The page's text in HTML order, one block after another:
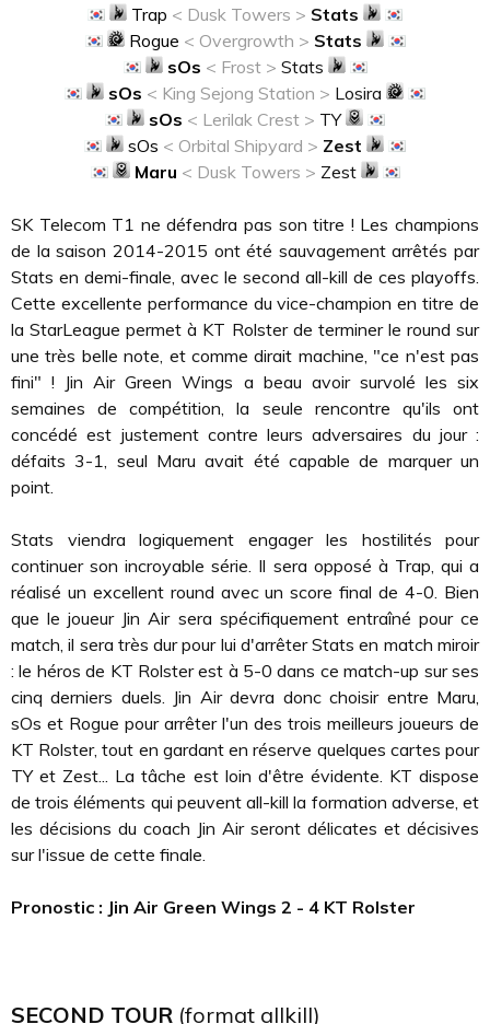
Trap < Dusk Towers > Stats
Rogue < Overgrowth > Stats
sOs < Frost > Stats
sOs < King Sejong Station > Losira
sOs < Lerilak Crest > TY
sOs < Orbital Shipyard > Zest
Maru < Dusk Towers > Zest
SK Telecom T1 ne défendra pas son titre ! Les champions
de la saison 2014-2015 ont été sauvagement arrêtés par
Stats en demi-finale, avec le second all-kill de ces playoffs.
Cette excellente performance du vice-champion en titre de
la StarLeague permet à KT Rolster de terminer le round sur
une très belle note, et comme dirait machine, "ce n'est pas
fini" ! Jin Air Green Wings a beau avoir survolé les six
semaines de compétition, la seule rencontre qu'ils ont
concédé est justement contre leurs adversaires du jour :
défaits 3-1, seul Maru avait été capable de marquer un
point.
Stats viendra logiquement engager les hostilités pour
continuer son incroyable série. Il sera opposé à Trap, qui a
réalisé un excellent round avec un score final de 4-0. Bien
que le joueur Jin Air sera spécifiquement entraîné pour ce
match, il sera très dur pour lui d'arrêter Stats en match miroir
: le héros de KT Rolster est à 5-0 dans ce match-up sur ses
cinq derniers duels. Jin Air devra donc choisir entre Maru,
sOs et Rogue pour arrêter l'un des trois meilleurs joueurs de
KT Rolster, tout en gardant en réserve quelques cartes pour
TY et Zest... La tâche est loin d'être évidente. KT dispose
de trois éléments qui peuvent all-kill la formation adverse, et
les décisions du coach Jin Air seront délicates et décisives
sur l'issue de cette finale.
Pronostic : Jin Air Green Wings 2 - 4 KT Rolster
SECOND TOUR (format allkill)